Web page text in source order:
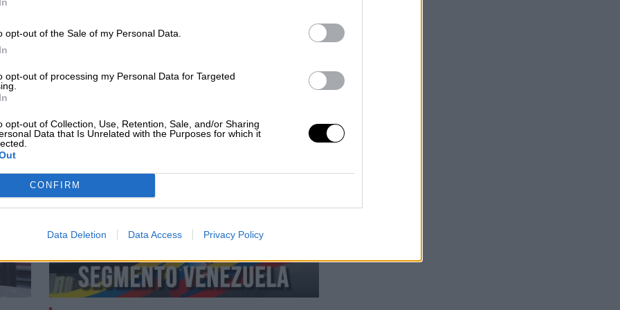
opt-out of the Sale of my Personal Data.
opt-out of processing my Personal Data for Targeted
opt-out of Collection, Use, Retention, Sale, and/or Sharing
Data that Is Unrelated with the Purposes for which it
CONFIRM
Data Deletion Data Access Privacy Policy
iniciativas ya que ha afirmado que hay una
la misma consideración que la educación, la
Estado viviendas José Luis Ábalos Elecciones
RELACIONADAS